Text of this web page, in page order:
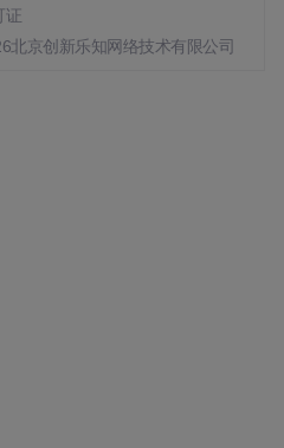
证
北京创新乐知网络技术有限公司